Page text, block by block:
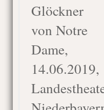
Glöckner
von Notre
Dame,
14.06.2019,